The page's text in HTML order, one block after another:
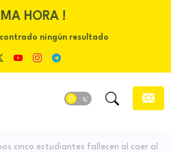
HORA !
ningún resultado
cinco estudiantes fallecen al caer al